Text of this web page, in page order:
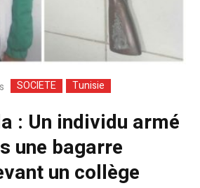
SOCIETE Tunisie
: Un individu armé
une bagarre
un collège